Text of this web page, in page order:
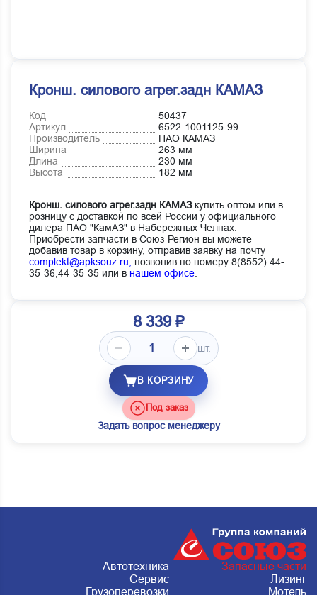
Кронш. силового агрег.задн КАМАЗ
Код
50437
Артикул
6522-1001125-99
Производитель
ПАО КАМАЗ
Ширина
263 мм
Длина
230 мм
Высота
182 мм
Кронш. силового агрег.задн КАМАЗкупить оптом или в
розницу с доставкой по всей России у официального
дилера ПАО "КамАЗ" в Набережных Челнах.
Приобрести запчасти в Союз-Регион вы можете
добавив товар в корзину, отправив заявку на почту
complekt@apksouz.ru,
позвонив по номеру 8(8552) 44-
35-36,44-35-35 или в нашем офисе
8 339 ₽
шт.
В КОРЗИНУ
Под заказ
Задать вопрос менеджеру
Автотехника
Запасные части
Сервис
Лизинг
Грузоперевозки
Мотель